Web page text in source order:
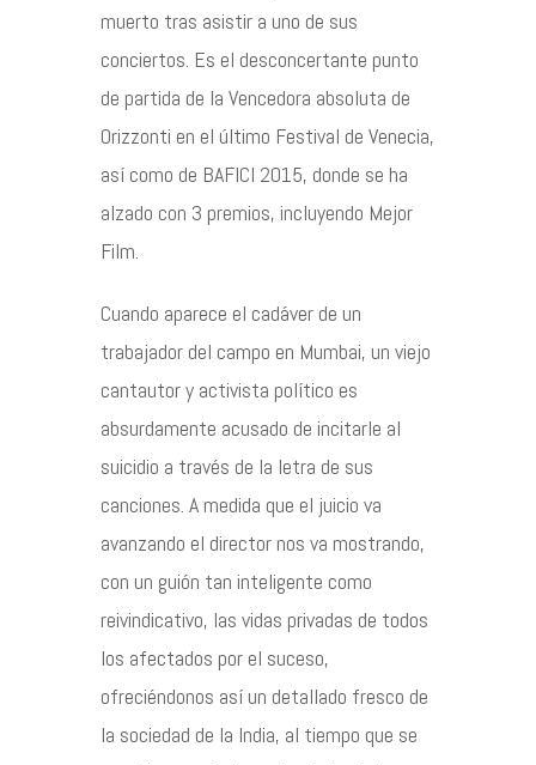
muerto tras asistir a uno de sus
conciertos. Es el desconcertante punto
de partida de la Vencedora absoluta de
Orizzonti en el último Festival de Venecia,
así como de BAFICI 2015, donde se ha
alzado con 3 premios, incluyendo Mejor
Film.
Cuando aparece el cadáver de un
trabajador del campo en Mumbai, un viejo
cantautor y activista político es
absurdamente acusado de incitarle al
suicidio a través de la letra de sus
canciones. A medida que el juicio va
avanzando el director nos va mostrando,
con un guión tan inteligente como
reivindicativo, las vidas privadas de todos
los afectados por el suceso,
ofreciéndonos así un detallado fresco de
la sociedad de la India, al tiempo que se